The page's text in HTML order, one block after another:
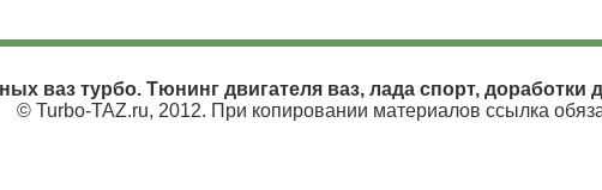
ваз турбо. Тюнинг двигателя ваз, лада спорт, доработки
© Turbo-TAZ.ru, 2012. При копировании материалов ссылка